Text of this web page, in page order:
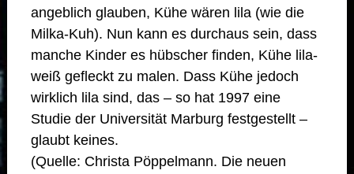
angeblich glauben, Kühe wären lila (wie die
Milka-Kuh). Nun kann es durchaus sein, dass
manche Kinder es hübscher finden, Kühe lila-
weiß gefleckt zu malen. Dass Kühe jedoch
wirklich lila sind, das – so hat 1997 eine
Studie der Universität Marburg festgestellt –
glaubt keines.
(Quelle: Christa Pöppelmann. Die neuen